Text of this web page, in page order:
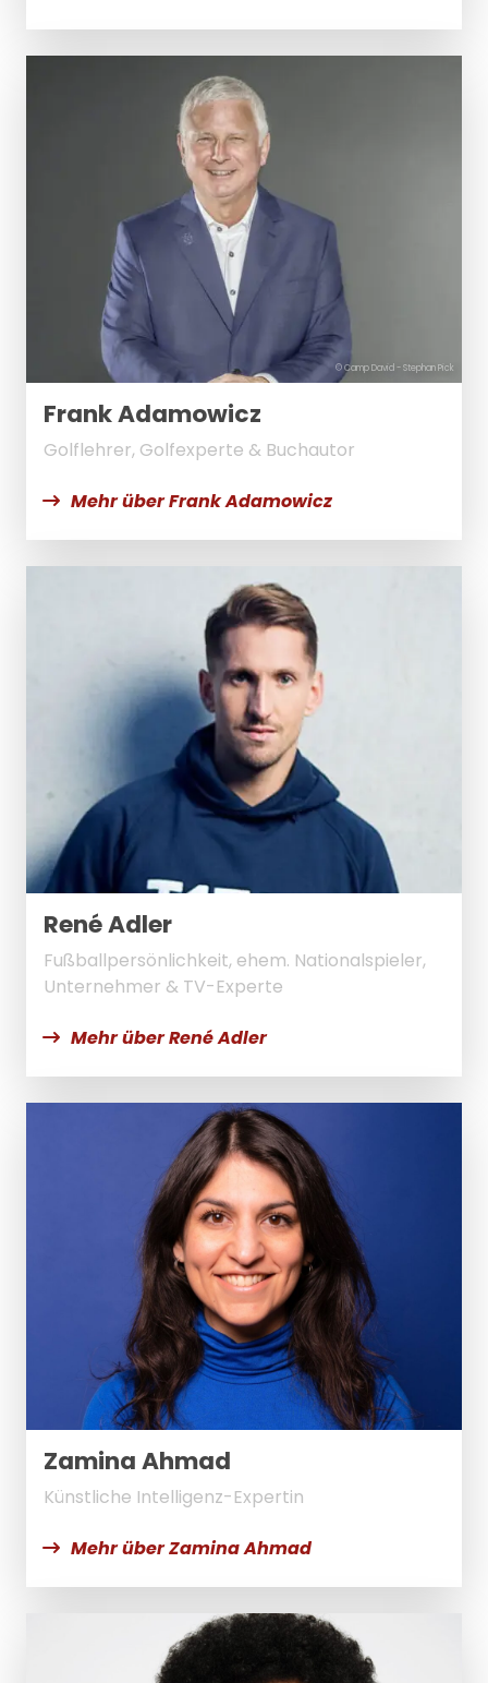
© Camp David - Stephan Pick
Frank Adamowicz
Golflehrer, Golfexperte & Buchautor
Mehr über Frank Adamowicz
René Adler
Fußballpersönlichkeit, ehem. Nationalspieler,
Unternehmer & TV-Experte
Mehr über René Adler
Zamina Ahmad
Künstliche Intelligenz-Expertin
Mehr über Zamina Ahmad